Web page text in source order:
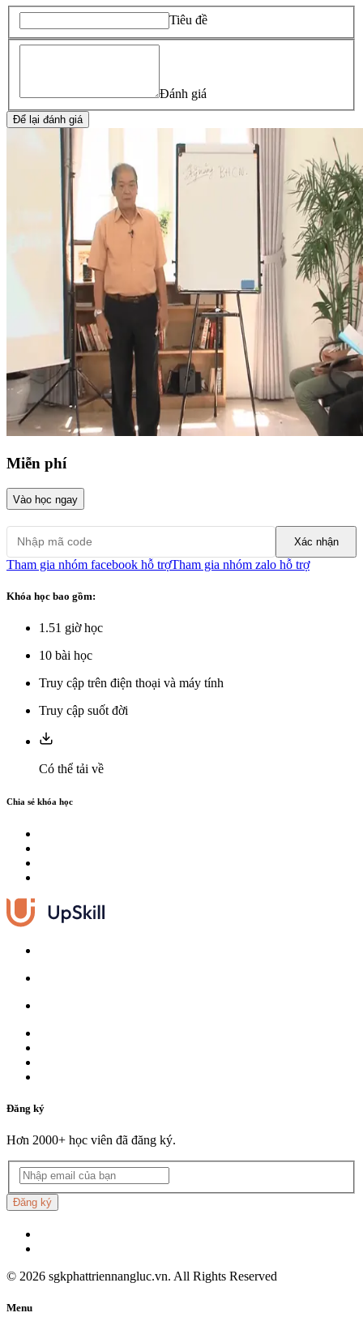
Tiêu đề
Đánh giá
Để lại đánh giá
Miễn phí
Vào học ngay
Xác nhận
Tham gia nhóm facebook hỗ trợTham gia nhóm zalo hỗ trợ
Khóa học bao gồm:
1.51 giờ học
10 bài học
Truy cập trên điện thoại và máy tính
Truy cập suốt đời
Có thể tải về
Chia sẻ khóa học
Đăng ký
Hơn 2000+ học viên đã đăng ký.
Đăng ký
© 2026 sgkphattriennangluc.vn. All Rights Reserved
Menu